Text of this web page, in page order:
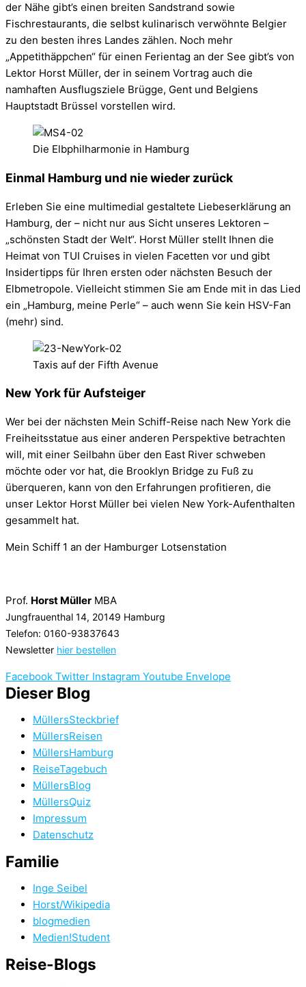
der Nähe gibt’s einen breiten Sandstrand sowie
Fischrestaurants, die selbst kulinarisch verwöhnte Belgier
zu den besten ihres Landes zählen. Noch mehr
„Appetithäppchen“ für einen Ferientag an der See gibt’s von
Lektor Horst Müller, der in seinem Vortrag auch die
namhaften Ausflugsziele Brügge, Gent und Belgiens
Hauptstadt Brüssel vorstellen wird.
Die Elbphilharmonie in Hamburg
Einmal Hamburg und nie wieder zurück
Erleben Sie eine multimedial gestaltete Liebeserklärung an
Hamburg, der – nicht nur aus Sicht unseres Lektoren –
„schönsten Stadt der Welt“. Horst Müller stellt Ihnen die
Heimat von TUI Cruises in vielen Facetten vor und gibt
Insidertipps für Ihren ersten oder nächsten Besuch der
Elbmetropole. Vielleicht stimmen Sie am Ende mit in das Lied
ein „Hamburg, meine Perle“ – auch wenn Sie kein HSV-Fan
(mehr) sind.
Taxis auf der Fifth Avenue
New York für Aufsteiger
Wer bei der nächsten Mein Schiff-Reise nach New York die
Freiheitsstatue aus einer anderen Perspektive betrachten
will, mit einer Seilbahn über den East River schweben
möchte oder vor hat, die Brooklyn Bridge zu Fuß zu
überqueren, kann von den Erfahrungen profitieren, die
unser Lektor Horst Müller bei vielen New York-Aufenthalten
gesammelt hat.
Mein Schiff 1 an der Hamburger Lotsenstation
Prof. Horst Müller MBA
Jungfrauenthal 14, 20149 Hamburg
Telefon: 0160-93837643
Newsletter hier bestellen
Facebook Twitter Instagram Youtube Envelope
Dieser Blog
MüllersSteckbrief
MüllersReisen
MüllersHamburg
ReiseTagebuch
MüllersBlog
MüllersQuiz
Impressum
Datenschutz
Familie
Inge Seibel
Horst/Wikipedia
blogmedien
Medien!Student
Reise-Blogs